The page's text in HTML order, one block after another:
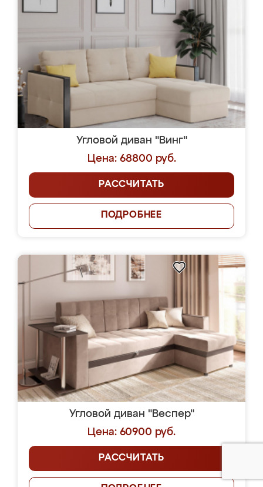
Угловой диван "Винг"
Цена: 68800 руб.
РАССЧИТАТЬ
ПОДРОБНЕЕ
Угловой диван "Веспер"
Цена: 60900 руб.
РАССЧИТАТЬ